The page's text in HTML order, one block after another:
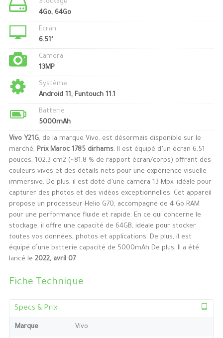
Stockage
4Go, 64Go
Ecran
6.51"
Caméra
13MP
Système
Android 11, Funtouch 11.1
Batterie
5000mAh
Vivo Y21G, de la marque Vivo, est désormais disponible sur le
marché, Prix Maroc 1785 dirhams. Il est équipé d’un écran 6,51
pouces, 102,3 cm2 (~81,8 % de rapport écran/corps) offrant des
couleurs vives et des détails nets pour une expérience visuelle
immersive. De plus, il est doté d’une caméra 13 Mpx, idéale pour
capturer des photos et des vidéos exceptionnelles. Cet appareil
propose un processeur Helio G70, accompagné de 4 Go RAM
pour une performance fluide et rapide. En ce qui concerne le
stockage, il offre une capacité de 64GB, idéale pour stocker
toutes vos données, photos et applications. De plus, il est
équipé d’une batterie capacité de 5000mAh De plus, Il a été
lancé le 2022, avril 07
Fiche Technique
Specs & Prix
Marque Vivo